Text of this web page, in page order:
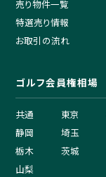
売り物件一覧
特選売り情報
お取引の流れ
ゴルフ会員権相場
共通 東京
静岡
埼玉
栃木
茨城
山梨